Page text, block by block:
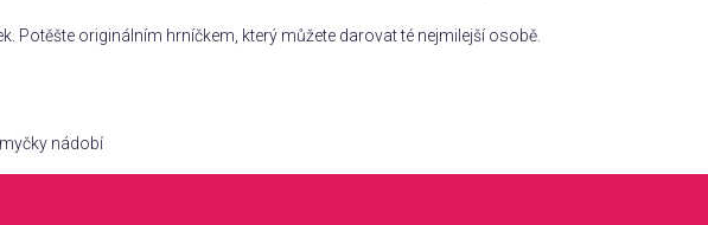
Potěšte originálním hrníčkem, který můžete darovat té nejmilejší osobě.
nádobí